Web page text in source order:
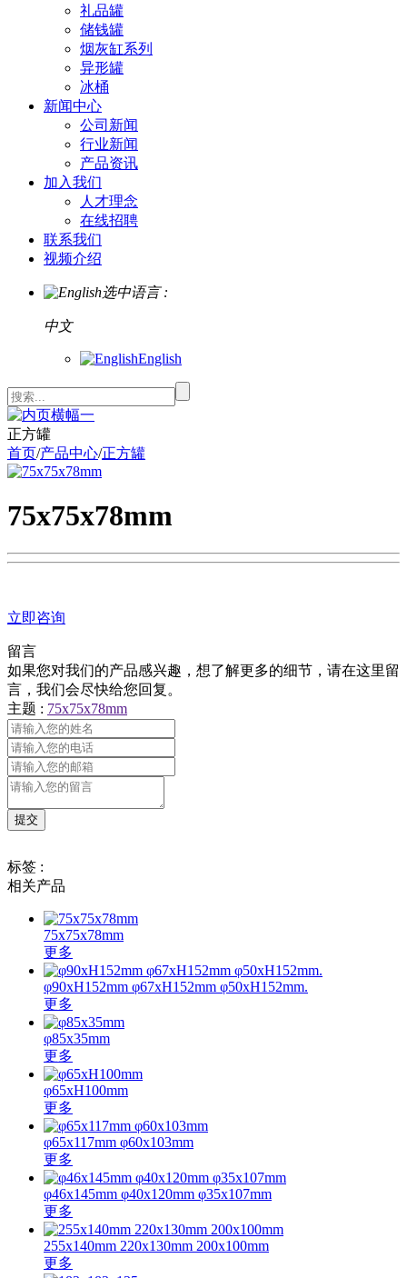
礼品罐
储钱罐
烟灰缸系列
异形罐
冰桶
新闻中心
公司新闻
行业新闻
产品资讯
加入我们
人才理念
在线招聘
联系我们
视频介绍
选中语言 :
中文
English
正方罐
首页/产品中心/正方罐
75x75x78mm
立即咨询
留言
如果您对我们的产品感兴趣，想了解更多的细节，请在这里留
言，我们会尽快给您回复。
主题 : 75x75x78mm
标签 :
相关产品
75x75x78mm
更多
φ90xH152mm φ67xH152mm φ50xH152mm.
更多
φ85x35mm
更多
φ65xH100mm
更多
φ65x117mm φ60x103mm
更多
φ46x145mm φ40x120mm φ35x107mm
更多
255x140mm 220x130mm 200x100mm
更多